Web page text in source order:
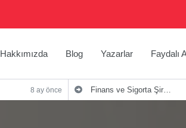
Hakkımızda Blog Yazarlar Faydalı
8 ay önce Finans ve Sigorta Şirketleri İçin Etkili Blog İpuçları